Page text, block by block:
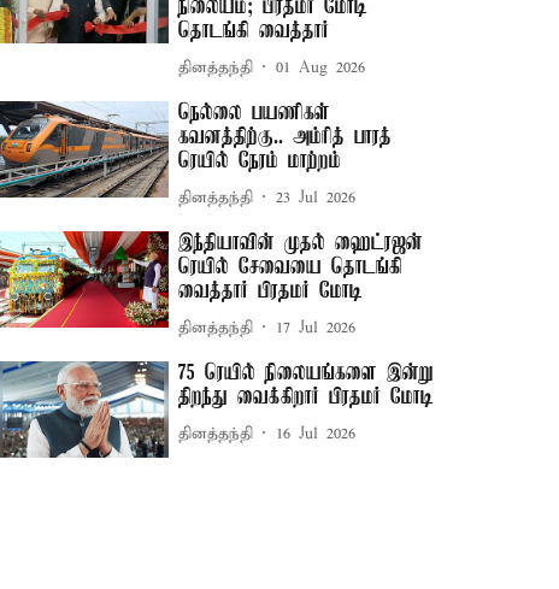
நிலையம்; பிரதமர் மோடி
தொடங்கி வைத்தார்
தினத்தந்தி 01 Aug 2026
நெல்லை பயணிகள்
கவனத்திற்கு.. அம்ரித் பாரத்
ரெயில் நேரம் மாற்றம்
தினத்தந்தி 23 Jul 2026
இந்தியாவின் முதல் ஹைட்ரஜன்
ரெயில் சேவையை தொடங்கி
வைத்தார் பிரதமர் மோடி
தினத்தந்தி 17 Jul 2026
75 ரெயில் நிலையங்களை இன்று
திறந்து வைக்கிறார் பிரதமர் மோடி
தினத்தந்தி 16 Jul 2026